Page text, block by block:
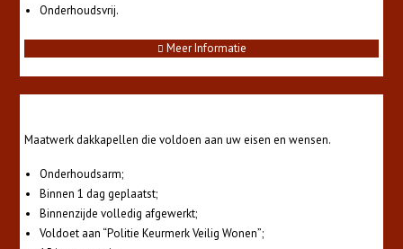
Onderhoudsvrij.
Meer Informatie
Dakkapellen
Maatwerk dakkapellen die voldoen aan uw eisen en wensen.
Onderhoudsarm;
Binnen 1 dag geplaatst;
Binnenzijde volledig afgewerkt;
Voldoet aan “Politie Keurmerk Veilig Wonen”;